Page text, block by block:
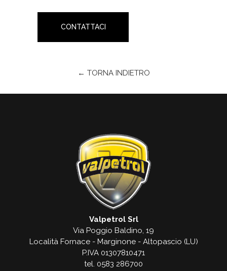
CONTATTACI
← TORNA INDIETRO
Valpetrol Srl
Via Poggio Baldino, 19
Località Fornace - Marginone - Altopascio (LU)
P.IVA 01307810471
tel. 0583 286700